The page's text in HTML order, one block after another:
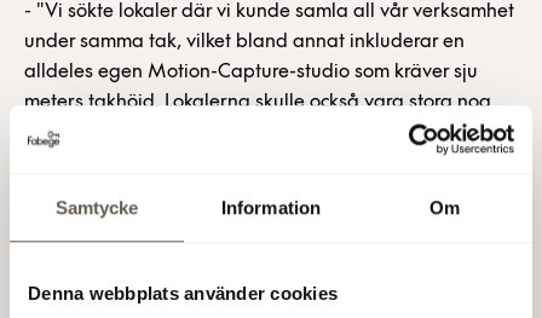
Samtycke Information Om
Denna webbplats använder cookies
- "Vi sökte lokaler där vi kunde samla all vår verksamhet
under samma tak, vilket bland annat inkluderar en
alldeles egen Motion-Capture-studio som kräver sju
meters takhöjd. Lokalerna skulle också vara stora nog
att härbärgera hundratals digitala experter/artister i
inspirerande arbetsmiljöer - samtidigt som vi ville ha
dataspelsföretag. Kopparhuset i Hammarby Sjöstad är
utveckla vår verksamhet", berättar Peter Levin, CEO och